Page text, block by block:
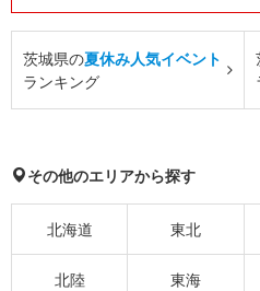
茨城県の夏休み人気イベント
ランキング
その他のエリアから探す
北海道 東北
北陸 東海